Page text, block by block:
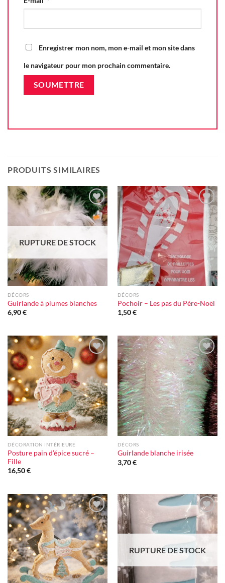
Enregistrer mon nom, mon e-mail et mon site dans
le navigateur pour mon prochain commentaire.
PRODUITS SIMILAIRES
Ajouter
à la liste
d'envie
RUPTURE DE STOCK
DÉCORS
Guirlande à plumes blanches
6,90€
Ajouter
à la liste
d'envie
DÉCORS
Pochoir – Les pas du Père-Noël
1,50€
Ajouter
à la liste
d'envie
DÉCORATION INTÉRIEURE
Posture pain d’épice sucré –
Fille
16,50€
Ajouter
à la liste
d'envie
DÉCORS
Guirlande blanche irisée
3,70€
Ajouter
à la liste
d'envie
Ajouter
à la liste
d'envie
RUPTURE DE STOCK